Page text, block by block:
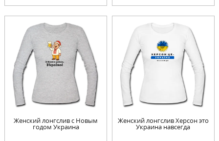
Женский лонгслив с Новым
годом Украина
Женский лонгслив Херсон это
Украина навсегда